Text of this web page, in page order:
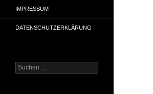
IMPRESSUM
DATENSCHUTZERKLÄRUNG
Suchen
nach: